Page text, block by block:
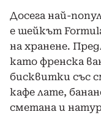
Досега най-
е шейкът
на хранене.
като френска
бисквитки със
кафе лате,
сметана и